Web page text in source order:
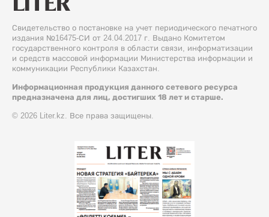
Свидетельство о постановке на учет периодического печатного
издания №16475-СИ от 24.04.2017 г. Выдано Комитетом
государственного контроля в области связи, информатизации
и средств массовой информации Министерства информации и
коммуникации Республики Казахстан.
Информационная продукция данного сетевого ресурса
предназначена для лиц, достигших 18 лет и старше.
© 2026 Liter.kz. Все права защищены.